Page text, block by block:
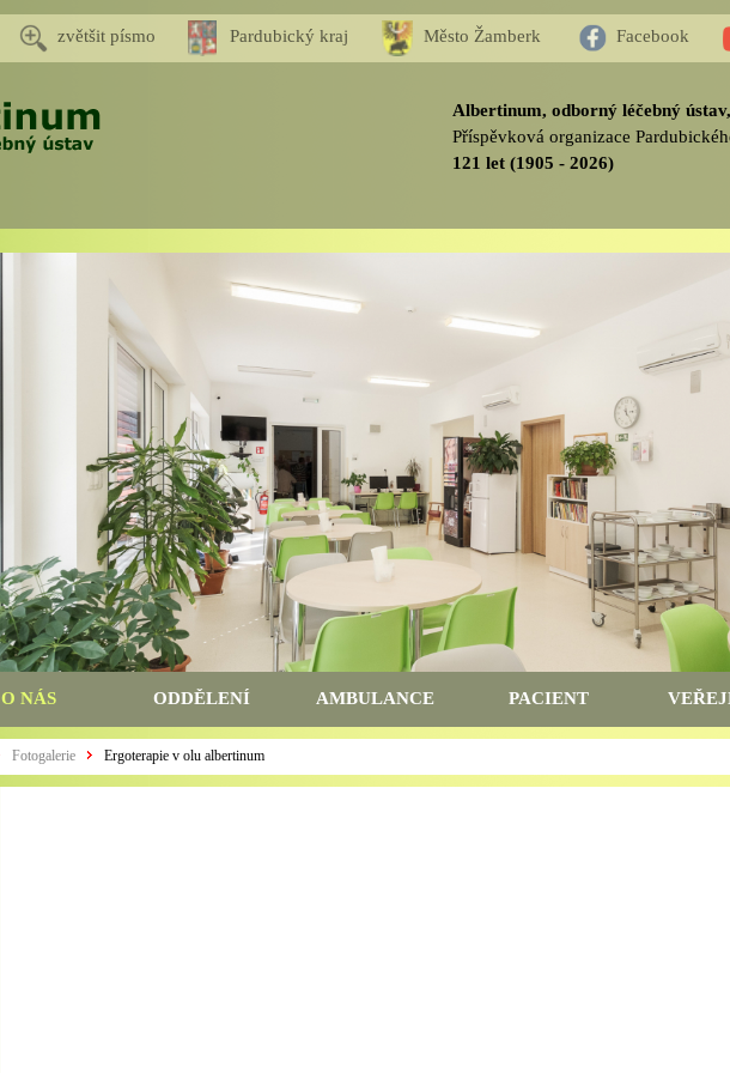
zvětšit písmo Pardubický kraj Město Žamberk Facebook
Albertinum, odborný léčebný
Příspěvková organizace
121 let (1905 - 2026)
O NÁS ODDĚLENÍ AMBULANCE PACIENT
Fotogalerie Ergoterapie v olu albertinum